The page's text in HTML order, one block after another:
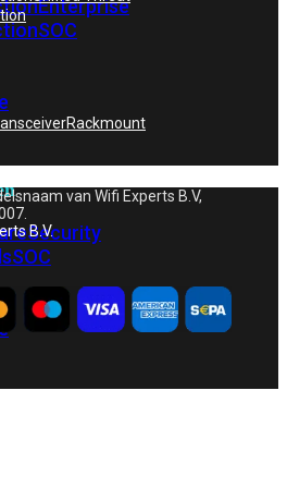
Enterprise
SOC
Security
SOC
Rackmount
van Wifi Experts B.V,
B.V.